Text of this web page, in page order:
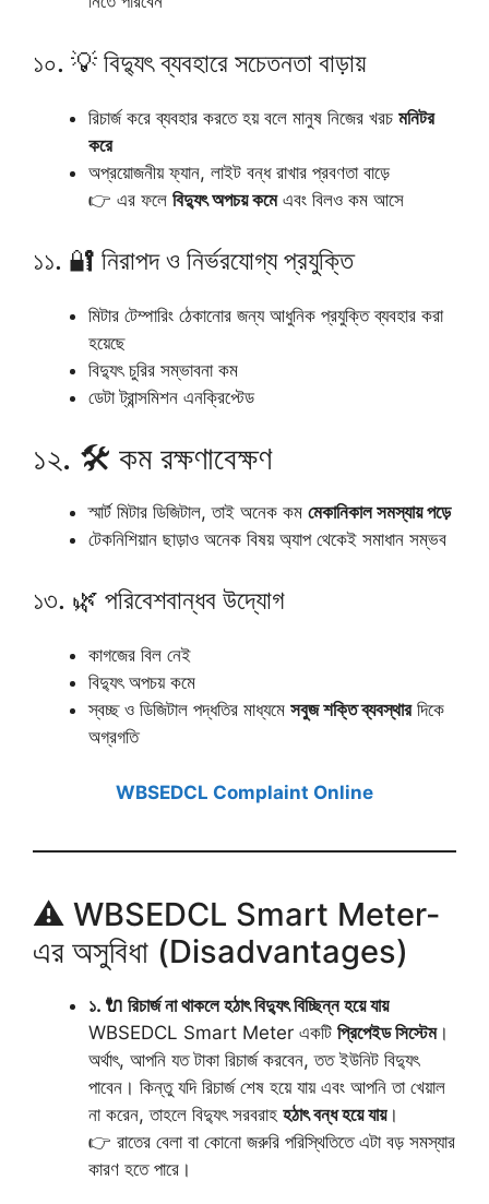
১০. 💡 বিদ্যুৎ ব্যবহারে সচেতনতা বাড়ায়
রিচার্জ করে ব্যবহার করতে হয় বলে মানুষ নিজের খরচ মনিটর
করে
অপ্রয়োজনীয় ফ্যান, লাইট বন্ধ রাখার প্রবণতা বাড়ে
👉 এর ফলে বিদ্যুৎ অপচয় কমেএবং বিলও কম আসে
১১. 🔐 নিরাপদ ও নির্ভরযোগ্য প্রযুক্তি
মিটার টেম্পারিং ঠেকানোর জন্য আধুনিক প্রযুক্তি ব্যবহার করা
হয়েছে
বিদ্যুৎ চুরির সম্ভাবনা কম
ডেটা ট্রান্সমিশন এনক্রিপ্টেড
১২. 🛠️ কম রক্ষণাবেক্ষণ
স্মার্ট মিটার ডিজিটাল, তাই অনেক কম মেকানিকাল সমস্যায় পড়ে
টেকনিশিয়ান ছাড়াও অনেক বিষয় অ্যাপ থেকেই সমাধান সম্ভব
১৩. 🌿 পরিবেশবান্ধব উদ্যোগ
কাগজের বিল নেই
বিদ্যুৎ অপচয় কমে
স্বচ্ছ ও ডিজিটাল পদ্ধতির মাধ্যমে সবুজ শক্তি ব্যবস্থারদিকে
অগ্রগতি
WBSEDCL Complaint Online
⚠️ WBSEDCL Smart Meter-
এর অসুবিধা (Disadvantages)
১. 🔌 রিচার্জ না থাকলে হঠাৎ বিদ্যুৎ বিচ্ছিন্ন হয়ে যায়
WBSEDCL Smart Meter একটি প্রিপেইড সিস্টেম।
অর্থাৎ, আপনি যত টাকা রিচার্জ করবেন, তত ইউনিট বিদ্যুৎ
পাবেন। কিন্তু যদি রিচার্জ শেষ হয়ে যায় এবং আপনি তা খেয়াল
না করেন, তাহলে বিদ্যুৎ সরবরাহ হঠাৎ বন্ধ হয়ে যায়।
👉 রাতের বেলা বা কোনো জরুরি পরিস্থিতিতে এটা বড় সমস্যার
কারণ হতে পারে।